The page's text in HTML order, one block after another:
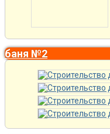
баня №2